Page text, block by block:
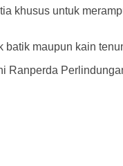
khusus untuk
batik maupun kain
Ranperda